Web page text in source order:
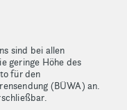
sind bei allen
geringe Höhe des
für den
(BÜWA) an.